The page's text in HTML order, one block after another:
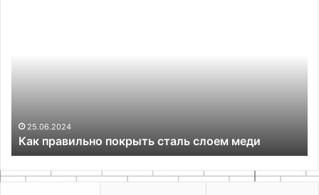
25.06.2024
Как правильно покрыть сталь слоем меди